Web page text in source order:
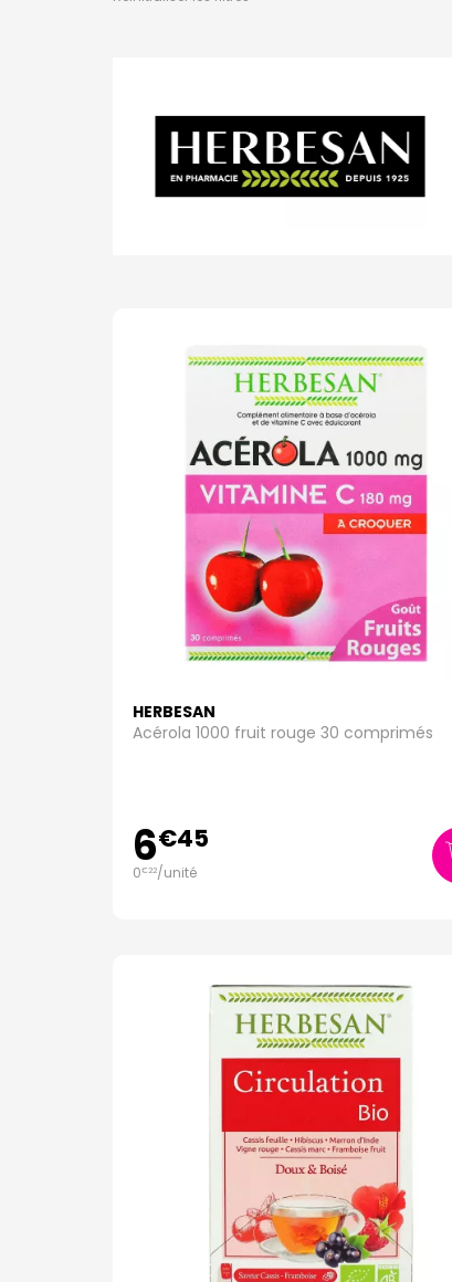
HERBESAN
Acérola 1000 fruit rouge 30 comprimés
6€45
0€22/unité